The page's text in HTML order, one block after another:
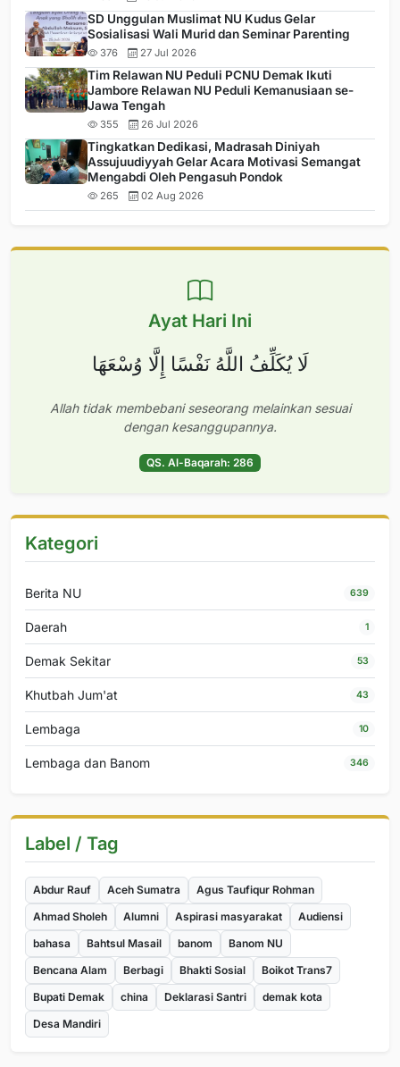
SD Unggulan Muslimat NU Kudus Gelar
Sosialisasi Wali Murid dan Seminar Parenting
376 27 Jul 2026
Tim Relawan NU Peduli PCNU Demak Ikuti
Jambore Relawan NU Peduli Kemanusiaan se-
Jawa Tengah
355 26 Jul 2026
Tingkatkan Dedikasi, Madrasah Diniyah
Assujuudiyyah Gelar Acara Motivasi Semangat
Mengabdi Oleh Pengasuh Pondok
265 02 Aug 2026
Ayat Hari Ini
لَا يُكَلِّفُ اللَّهُ نَفْسًا إِلَّا وُسْعَهَا
Allah tidak membebani seseorang melainkan sesuai
dengan kesanggupannya.
QS. Al-Baqarah: 286
Kategori
Berita NU 639
Daerah 1
Demak Sekitar 53
Khutbah Jum'at 43
Lembaga 10
Lembaga dan Banom 346
Label / Tag
Abdur Rauf Aceh Sumatra
Agus Taufiqur Rohman
Ahmad Sholeh
Alumni Aspirasi masyarakat
Audiensi
bahasa
Bahtsul Masail banom
Banom NU
Bencana Alam
Berbagi Bhakti Sosial
Boikot Trans7
Bupati Demak
china Deklarasi Santri
demak kota
Desa Mandiri